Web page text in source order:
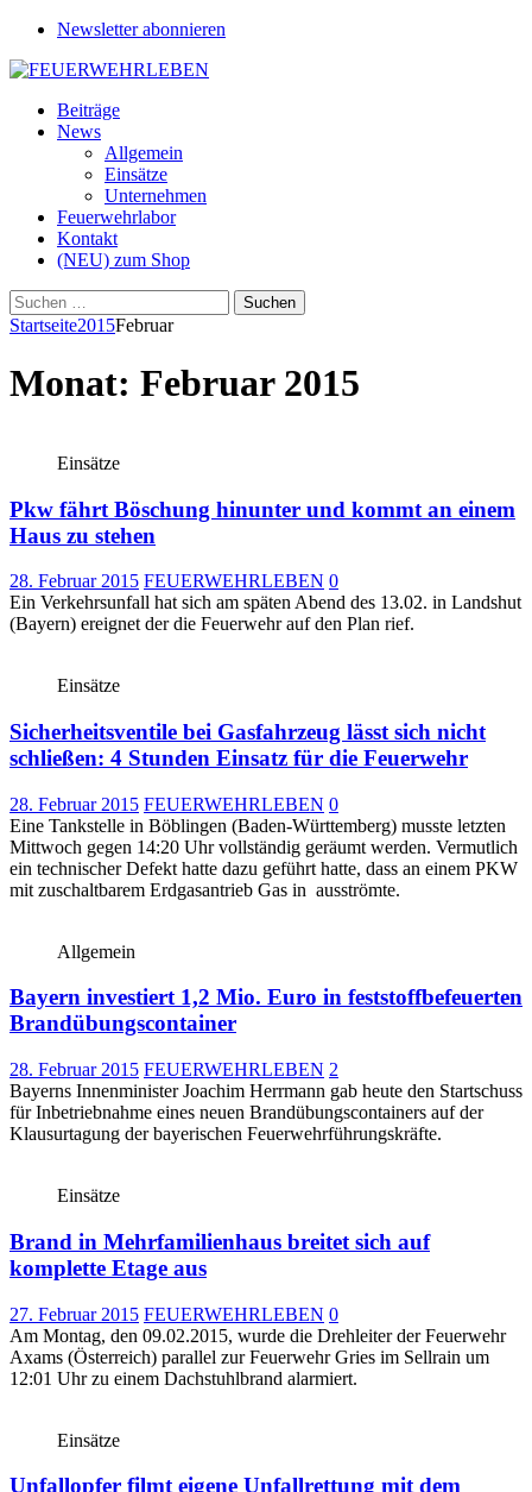
Newsletter abonnieren
Beiträge
News
Allgemein
Einsätze
Unternehmen
Feuerwehrlabor
Kontakt
(NEU) zum Shop
Suchen
nach:
Startseite2015Februar
Monat: Februar 2015
Einsätze
Pkw fährt Böschung hinunter und kommt an einem
Haus zu stehen
28. Februar 2015 FEUERWEHRLEBEN 0
Ein Verkehrsunfall hat sich am späten Abend des 13.02. in Landshut
(Bayern) ereignet der die Feuerwehr auf den Plan rief.
Einsätze
Sicherheitsventile bei Gasfahrzeug lässt sich nicht
schließen: 4 Stunden Einsatz für die Feuerwehr
28. Februar 2015 FEUERWEHRLEBEN 0
Eine Tankstelle in Böblingen (Baden-Württemberg) musste letzten
Mittwoch gegen 14:20 Uhr vollständig geräumt werden. Vermutlich
ein technischer Defekt hatte dazu geführt hatte, dass an einem PKW
mit zuschaltbarem Erdgasantrieb Gas in ausströmte.
Allgemein
Bayern investiert 1,2 Mio. Euro in feststoffbefeuerten
Brandübungscontainer
28. Februar 2015 FEUERWEHRLEBEN 2
Bayerns Innenminister Joachim Herrmann gab heute den Startschuss
für Inbetriebnahme eines neuen Brandübungscontainers auf der
Klausurtagung der bayerischen Feuerwehrführungskräfte.
Einsätze
Brand in Mehrfamilienhaus breitet sich auf
komplette Etage aus
27. Februar 2015 FEUERWEHRLEBEN 0
Am Montag, den 09.02.2015, wurde die Drehleiter der Feuerwehr
Axams (Österreich) parallel zur Feuerwehr Gries im Sellrain um
12:01 Uhr zu einem Dachstuhlbrand alarmiert.
Einsätze
Unfallopfer filmt eigene Unfallrettung mit dem